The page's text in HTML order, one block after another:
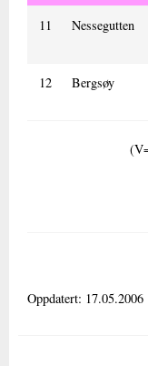
11 Nessegutten
12 Bergsøy
Oppdatert: 17.05.2006